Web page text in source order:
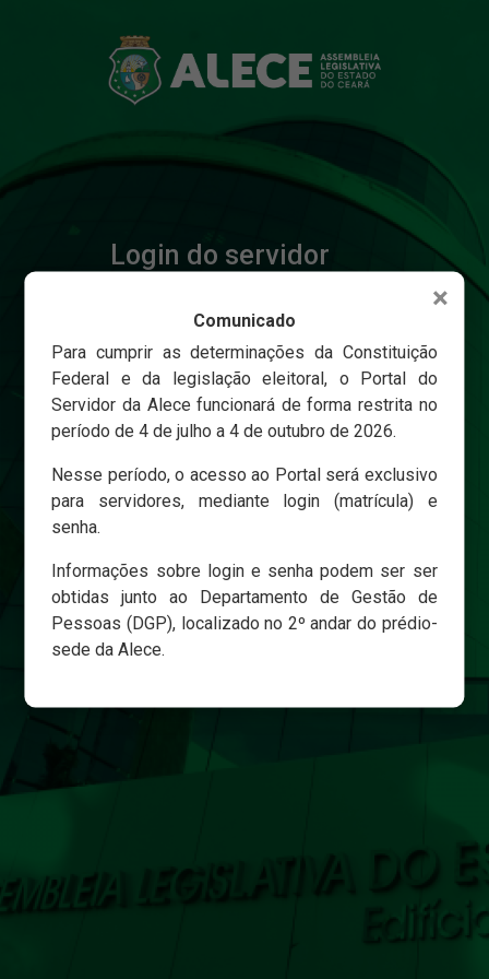
Login do servidor
Senha
Esqueci minha senha
×
Comunicado
Para cumprir as determinações da Constituição
Federal e da legislação eleitoral, o Portal do
Servidor da Alece funcionará de forma restrita no
período de 4 de julho a 4 de outubro de 2026.
Nesse período, o acesso ao Portal será exclusivo
para servidores, mediante login (matrícula) e
senha.
Informações sobre login e senha podem ser ser
obtidas junto ao Departamento de Gestão de
Pessoas (DGP), localizado no 2º andar do prédio-
sede da Alece.